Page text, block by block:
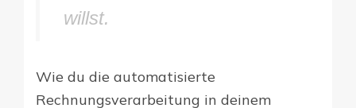
willst.
Wie du die automatisierte
Rechnungsverarbeitung in deinem